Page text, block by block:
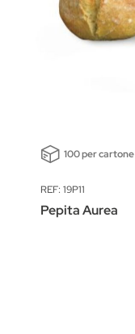
100 per cartone
REF: 19P11
Pepita Aurea